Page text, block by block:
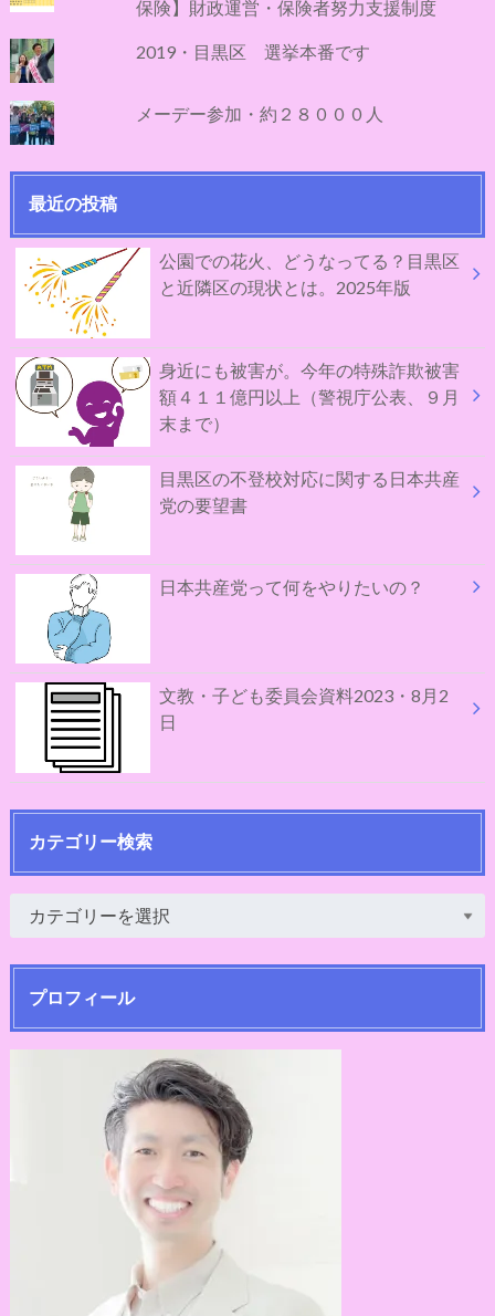
保険】財政運営・保険者努力支援制度
2019・目黒区 選挙本番です
メーデー参加・約２８０００人
最近の投稿
公園での花火、どうなってる？目黒区
と近隣区の現状とは。2025年版
身近にも被害が。今年の特殊詐欺被害
額４１１億円以上（警視庁公表、９月
末まで）
目黒区の不登校対応に関する日本共産
党の要望書
日本共産党って何をやりたいの？
文教・子ども委員会資料2023・8月2
日
カテゴリー検索
プロフィール